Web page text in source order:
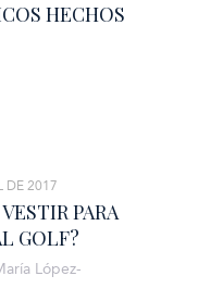
HECHOS
PARA
GOLF?
DE 2017
López-